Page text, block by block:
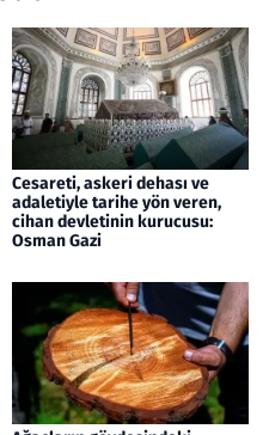
Cesareti, askeri dehası ve
adaletiyle tarihe yön veren,
cihan devletinin kurucusu:
Osman Gazi